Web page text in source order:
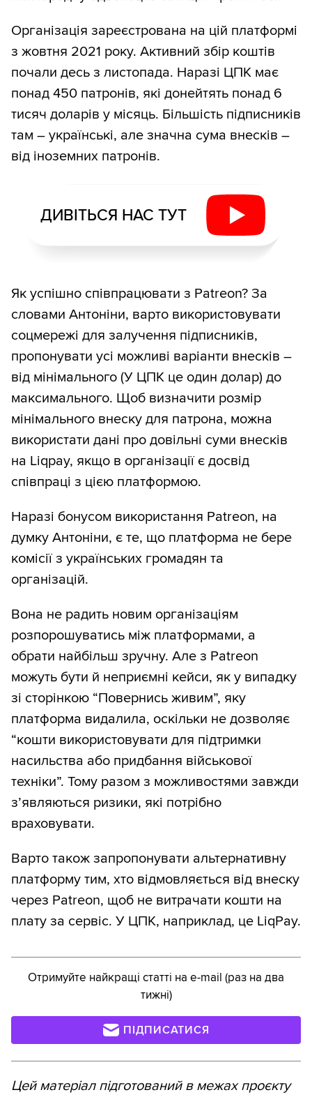
Організація зареєстрована на цій платформі
з жовтня 2021 року. Активний збір коштів
почали десь з листопада. Наразі ЦПК має
понад 450 патронів, які донейтять понад 6
тисяч доларів у місяць. Більшість підписників
там – українські, але значна сума внесків –
від іноземних патронів.
ДИВІТЬСЯ НАС ТУТ
Як успішно співпрацювати з Patreon? За
словами Антоніни, варто використовувати
соцмережі для залучення підписників,
пропонувати усі можливі варіанти внесків –
від мінімального (У ЦПК це один долар) до
максимального. Щоб визначити розмір
мінімального внеску для патрона, можна
використати дані про довільні суми внесків
на Liqpay, якщо в організації є досвід
співпраці з цією платформою.
Наразі бонусом використання Patreon, на
думку Антоніни, є те, що платформа не бере
комісії з українських громадян та
організацій.
Вона не радить новим організаціям
розпорошуватись між платформами, а
обрати найбільш зручну. Але з Patreon
можуть бути й неприємні кейси, як у випадку
зі сторінкою “Повернись живим”, яку
платформа видалила, оскільки не дозволяє
“кошти використовувати для підтримки
насильства або придбання військової
техніки”. Тому разом з можливостями завжди
з’являються ризики, які потрібно
враховувати.
Варто також запропонувати альтернативну
платформу тим, хто відмовляється від внеску
через Patreon, щоб не витрачати кошти на
плату за сервіс. У ЦПК, наприклад, це LiqPay.
Отримуйте найкращі статті на e-mail (раз на два
тижні)
ПІДПИСАТИСЯ
Цей матеріал підготований в межах проєкту